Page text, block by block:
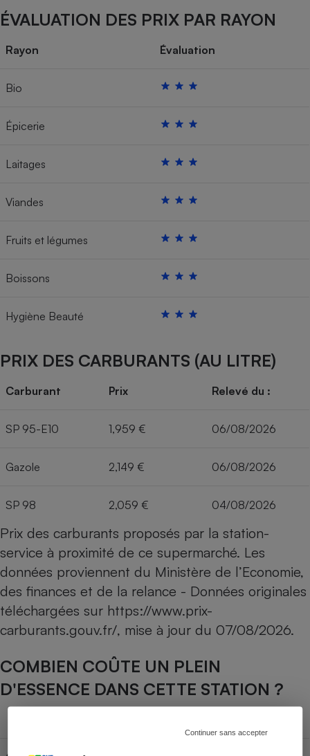
Continuer sans accepter
ÉVALUATION DES PRIX PAR RAYON
Rayon Évaluation
Bio
Épicerie
Laitages
Viandes
Fruits et légumes
Boissons
Hygiène Beauté
PRIX DES CARBURANTS (AU LITRE)
Carburant Prix Relevé du :
SP 95-E10 1,959 € 06/08/2026
Gazole 2,149 € 06/08/2026
SP 98 2,059 € 04/08/2026
Prix des carburants proposés par la station-
service à proximité de ce supermarché. Les
données proviennent du Ministère de l’Economie,
des finances et de la relance - Données originales
téléchargées sur https://www.prix-
carburants.gouv.fr/, mise à jour du 07/08/2026.
COMBIEN COÛTE UN PLEIN
D'ESSENCE DANS CETTE STATION ?